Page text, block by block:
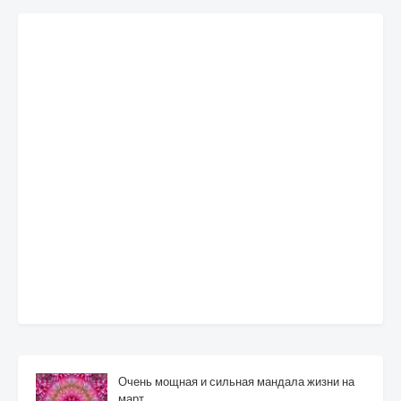
Очень мощная и сильная мандала жизни на